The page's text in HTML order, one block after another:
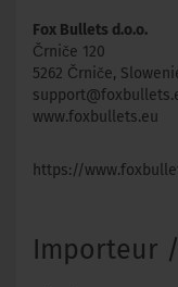
Fox Bullets d.o.o.
Črniče 120
5262 Črniče,
www.foxbullets.eu
https://
Importeur